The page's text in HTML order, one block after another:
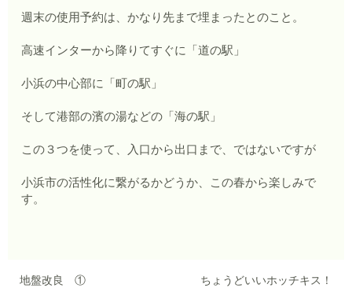
週末の使用予約は、かなり先まで埋まったとのこと。
高速インターから降りてすぐに「道の駅」
小浜の中心部に「町の駅」
そして港部の濱の湯などの「海の駅」
この３つを使って、入口から出口まで、ではないですが
小浜市の活性化に繋がるかどうか、この春から楽しみで
す。
地盤改良 ① ちょうどいいホッチキス！